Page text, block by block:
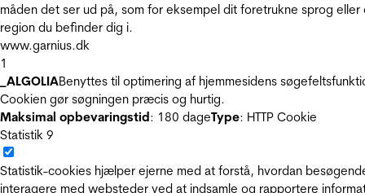
måden det ser ud på, som for eksempel dit foretrukne sprog eller
region du befinder dig i.
www.garnius.dk
1
_ALGOLIABenyttes til optimering af hjemmesidens
Cookien gør søgningen præcis og hurtig.
Maksimal opbevaringstid: 180 dageType: HTTP Cookie
Statistik 9
Statistik-cookies hjælper ejerne med at forstå, hvordan
interagere med websteder ved at indsamle og rapportere